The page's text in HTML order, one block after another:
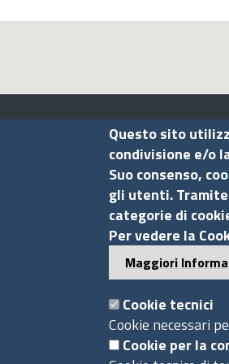
Contatti
Via G.B. Morgagni, 13 -
Tel.: +39 06 44231314
P.Iva 01898631005
C.F. 07888290587
info@assocamerestero.it
Questo sito
condivisione e/o
Suo consenso,
gli utenti.
categorie di
Per vedere la
Maggiori
Cookie tecnici
Cookie necessari
Cookie per la